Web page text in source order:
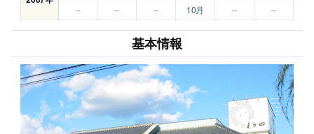
–
– – 10月 – –
基本情報